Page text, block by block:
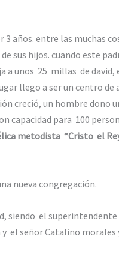
años. entre las muchas
sus hijos. cuando este
a unos 25 millas de
llego a ser un centro de
creció, un hombre dono
capacidad para 100
metodista “Cristo el
nueva congregación.
siendo el
el señor Catalino morales